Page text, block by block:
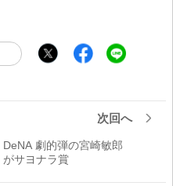
次回へ
DeNA 劇的弾の宮崎敏郎
がサヨナラ賞